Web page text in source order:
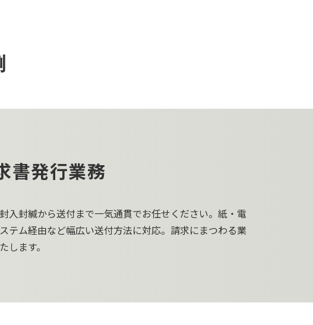
発行業務
入封緘から送付まで一気通貫でお任せください。紙・電
テム経由など幅広い送付方法に対応。請求にまつわる業
します。